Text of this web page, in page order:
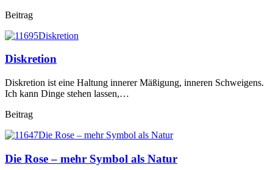
Beitrag
Diskretion
Diskretion ist eine Haltung innerer Mäßigung, inneren Schweigens.
Ich kann Dinge stehen lassen,…
Beitrag
Die Rose – mehr Symbol als Natur